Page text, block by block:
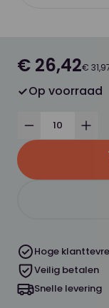
€ 26,42€
Op voorraad
Verminder
Hoge
Veilig betalen
Snelle levering